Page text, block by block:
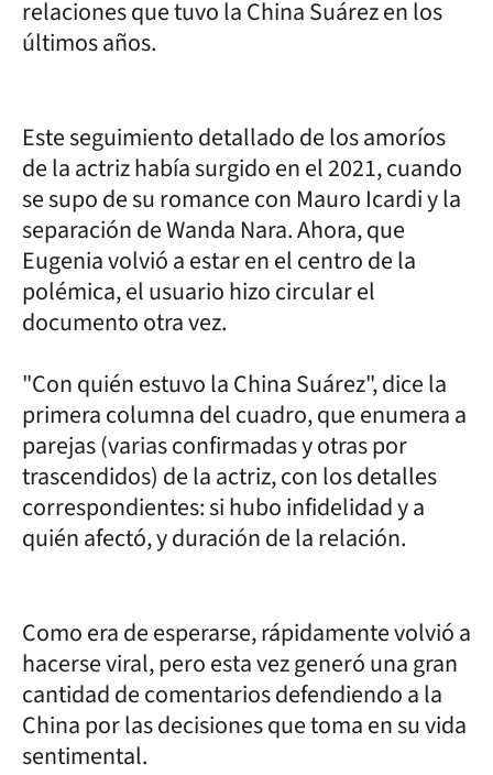
relaciones que tuvo la China Suárez en los
últimos años.
Este seguimiento detallado de los amoríos
de la actriz había surgido en el 2021, cuando
se supo de su romance con Mauro Icardi y la
separación de Wanda Nara. Ahora, que
Eugenia volvió a estar en el centro de la
polémica, el usuario hizo circular el
documento otra vez.
"Con quién estuvo la China Suárez", dice la
primera columna del cuadro, que enumera a
parejas (varias confirmadas y otras por
trascendidos) de la actriz, con los detalles
correspondientes: si hubo infidelidad y a
quién afectó, y duración de la relación.
Como era de esperarse, rápidamente volvió a
hacerse viral, pero esta vez generó una gran
cantidad de comentarios defendiendo a la
China por las decisiones que toma en su vida
sentimental.